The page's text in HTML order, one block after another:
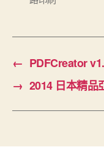
← PDFCreator
→ 2014 日本精品